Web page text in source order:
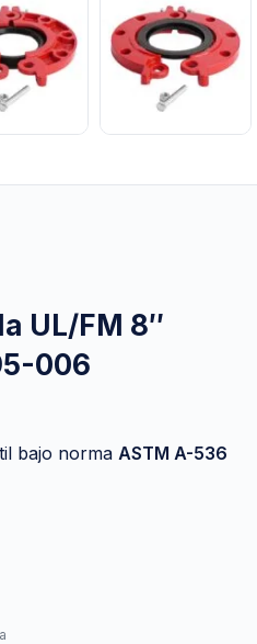
UL/FM 8″
006
bajo norma ASTM A-536